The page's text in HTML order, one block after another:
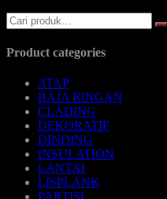
Product categories
ATAP
BAJA RINGAN
CLADING
DEKORATIF
DINDING
INSULATION
LANTAI
LISPLANK